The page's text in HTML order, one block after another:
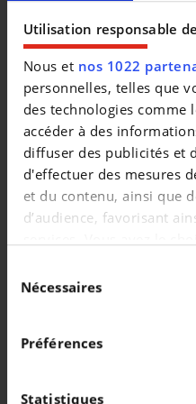
Utilisation responsable
Nous et nos 1022
personnelles, telles que
des technologies comme
accéder à des
diffuser des publicités et
d'effectuer des mesures
et du contenu, ainsi que
d’audience, favorisant
services. Vous avez le
retirer votre
consultant la
Collecter des
duNécessaires
Préférences
Statistiques
|